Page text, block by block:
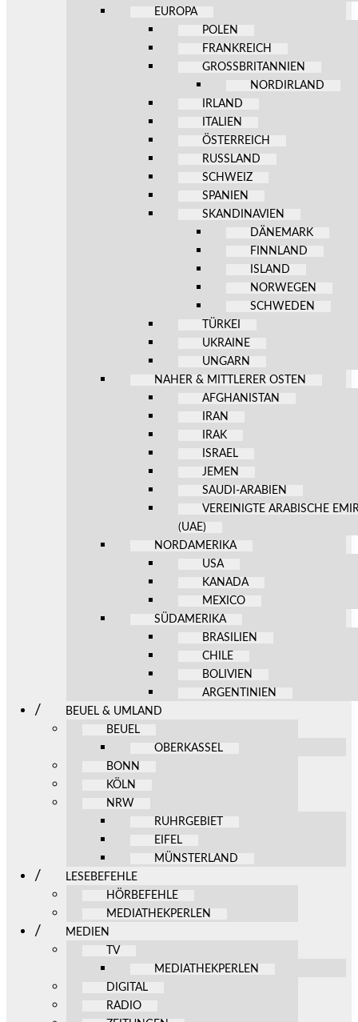
EUROPA
POLEN
FRANKREICH
GROSSBRITANNIEN
NORDIRLAND
IRLAND
ITALIEN
ÖSTERREICH
RUSSLAND
SCHWEIZ
SPANIEN
SKANDINAVIEN
DÄNEMARK
FINNLAND
ISLAND
NORWEGEN
SCHWEDEN
TÜRKEI
UKRAINE
UNGARN
NAHER & MITTLERER OSTEN
AFGHANISTAN
IRAN
IRAK
ISRAEL
JEMEN
SAUDI-ARABIEN
VEREINIGTE ARABISCHE
(UAE)
NORDAMERIKA
USA
KANADA
MEXICO
SÜDAMERIKA
BRASILIEN
CHILE
BOLIVIEN
ARGENTINIEN
BEUEL & UMLAND
BEUEL
OBERKASSEL
BONN
KÖLN
NRW
RUHRGEBIET
EIFEL
MÜNSTERLAND
LESEBEFEHLE
HÖRBEFEHLE
MEDIATHEKPERLEN
MEDIEN
TV
MEDIATHEKPERLEN
DIGITAL
RADIO